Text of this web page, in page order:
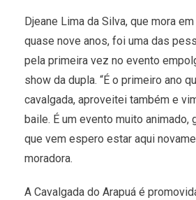
Djeane Lima da Silva, que mora
quase nove anos, foi uma das
pela primeira vez no evento
show da dupla. “É o primeiro ano
cavalgada, aproveitei também e
baile. É um evento muito animado,
que vem espero estar aqui
moradora.
A Cavalgada do Arapuá é